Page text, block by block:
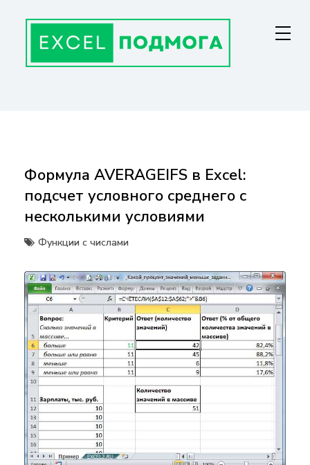
содержанию
Формула AVERAGEIFS в Excel:
подсчет условного среднего с
несколькими условиями
Функции с числами